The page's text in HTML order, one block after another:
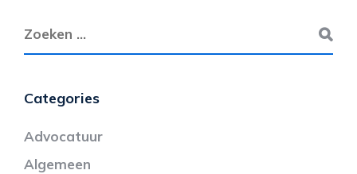
Categories
Advocatuur
Algemeen